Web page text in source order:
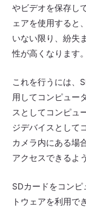
やビデオを保存し
ェアを使用すると
いない限り、紛失
性が高くなります。
これを行うには、
用してコンピュー
スとしてコンピュ
ジデバイスとして
カメラ内にある場
アクセスできるよ
SDカードをコン
トウェアを利用で